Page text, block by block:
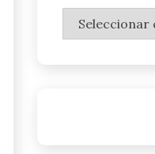
Categorias